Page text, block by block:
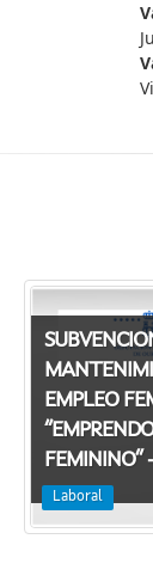
EMPLEO
FEMININO”
Laboral